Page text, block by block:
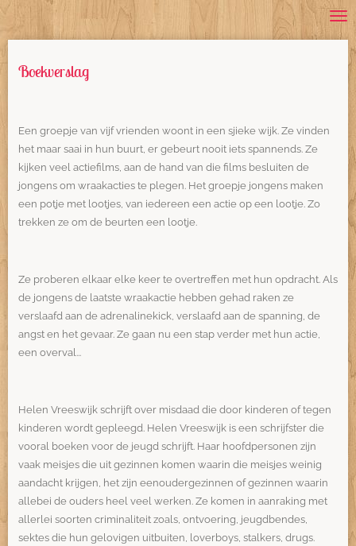
deBoekverslag
Een groepje van vijf vrienden woont in een sjieke wijk. Ze vinden
het maar saai in hun buurt, er gebeurt nooit iets spannends. Ze
kijken veel actiefilms, aan de hand van die films besluiten de
jongens om wraakacties te plegen. Het groepje jongens maken
een potje met lootjes, van iedereen een actie op een lootje. Zo
trekken ze om de beurten een lootje.
Ze proberen elkaar elke keer te overtreffen met hun opdracht. Als
de jongens de laatste wraakactie hebben gehad raken ze
verslaafd aan de adrenalinekick, verslaafd aan de spanning, de
angst en het gevaar. Ze gaan nu een stap verder met hun actie,
een overval...
Helen Vreeswijk schrijft over misdaad die door kinderen of tegen
kinderen wordt gepleegd. Helen Vreeswijk is een schrijfster die
vooral boeken voor de jeugd schrijft. Haar hoofdpersonen zijn
vaak meisjes die uit gezinnen komen waarin die meisjes weinig
aandacht krijgen, het zijn eenoudergezinnen of gezinnen waarin
allebei de ouders heel veel werken. Ze komen in aanraking met
allerlei soorten criminaliteit zoals, ontvoering, jeugdbendes,
sektes die hun gelovigen uitbuiten, loverboys, stalkers, drugs.